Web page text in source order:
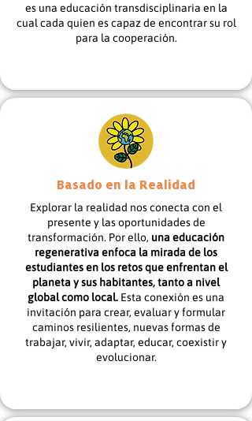
es una educación transdisciplinaria en la
cual cada quien es capaz de encontrar su rol
para la cooperación.
Basado en la Realidad
Explorar la realidad nos conecta con el
presente y las oportunidades de
transformación. Por ello, una educación
regenerativa enfoca la mirada de los
estudiantes en los retos que enfrentan el
planeta y sus habitantes, tanto a nivel
global como local. Esta conexión es una
invitación para crear, evaluar y formular
caminos resilientes, nuevas formas de
trabajar, vivir, adaptar, educar, coexistir y
evolucionar.